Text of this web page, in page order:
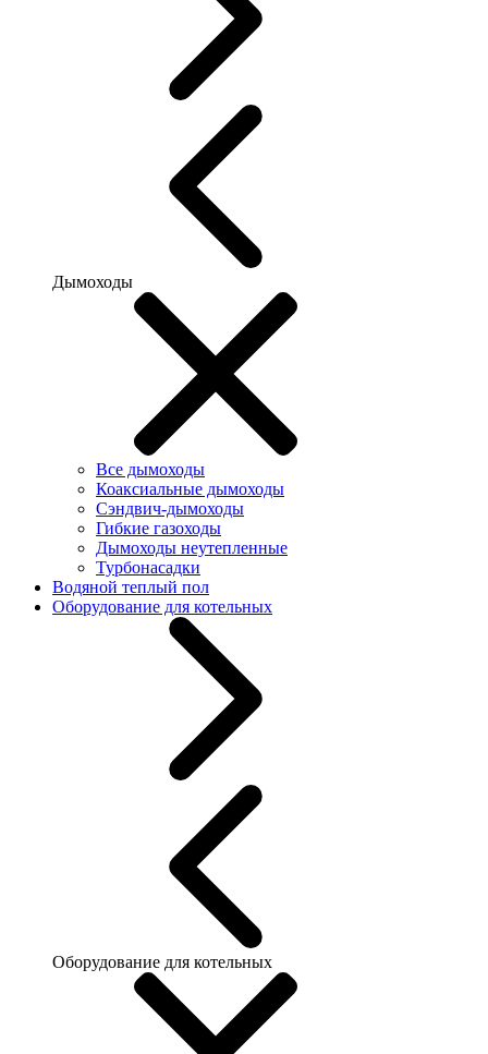
Дымоходы
Все дымоходы
Коаксиальные дымоходы
Сэндвич-дымоходы
Гибкие газоходы
Дымоходы неутепленные
Турбонасадки
Водяной теплый пол
Оборудование для котельных
Оборудование для котельных